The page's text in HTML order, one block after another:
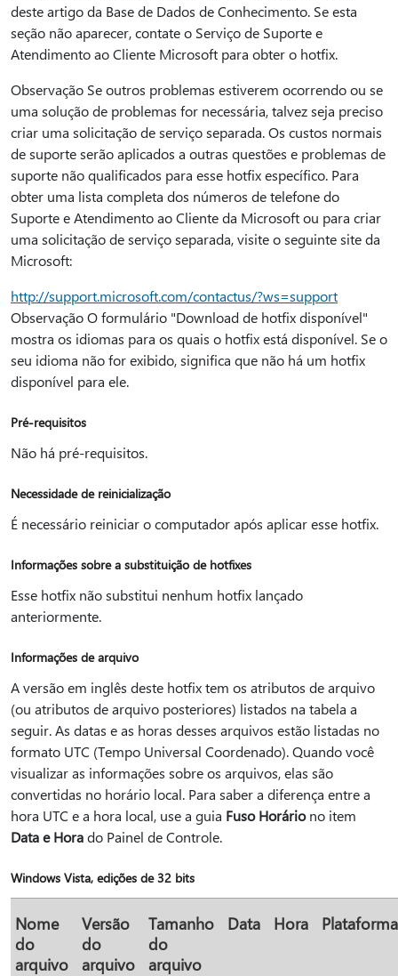
deste artigo da Base de Dados de Conhecimento. Se esta
seção não aparecer, contate o Serviço de Suporte e
Atendimento ao Cliente Microsoft para obter o hotfix.
Observação Se outros problemas estiverem ocorrendo ou se
uma solução de problemas for necessária, talvez seja preciso
criar uma solicitação de serviço separada. Os custos normais
de suporte serão aplicados a outras questões e problemas de
suporte não qualificados para esse hotfix específico. Para
obter uma lista completa dos números de telefone do
Suporte e Atendimento ao Cliente da Microsoft ou para criar
uma solicitação de serviço separada, visite o seguinte site da
Microsoft:
http://support.microsoft.com/contactus/?ws=support
Observação O formulário "Download de hotfix disponível"
mostra os idiomas para os quais o hotfix está disponível. Se o
seu idioma não for exibido, significa que não há um hotfix
disponível para ele.
Pré-requisitos
Não há pré-requisitos.
Necessidade de reinicialização
É necessário reiniciar o computador após aplicar esse hotfix.
Informações sobre a substituição de hotfixes
Esse hotfix não substitui nenhum hotfix lançado
anteriormente.
Informações de arquivo
A versão em inglês deste hotfix tem os atributos de arquivo
(ou atributos de arquivo posteriores) listados na tabela a
seguir. As datas e as horas desses arquivos estão listadas no
formato UTC (Tempo Universal Coordenado). Quando você
visualizar as informações sobre os arquivos, elas são
convertidas no horário local. Para saber a diferença entre a
hora UTC e a hora local, use a guia Fuso Horáriono item
Data e Horado Painel de Controle.
Windows Vista, edições de 32 bits
Nome
do
arquivo
Versão
do
arquivo
Tamanho
do
arquivo
Data Hora Plataforma